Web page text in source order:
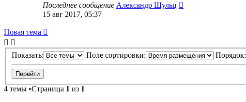
Последнее сообщение Александр Шульц
15 авг 2017, 05:37
Новая тема
Показать: Поле сортировки: Порядок:
4 темы •Страница 1 из 1